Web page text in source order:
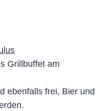
Grillbuffet am
ebenfalls frei, Bier und